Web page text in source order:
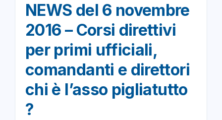
NEWS del 6 novembre
2016 – Corsi direttivi
per primi ufficiali,
comandanti e direttori
chi è l’asso pigliatutto
?